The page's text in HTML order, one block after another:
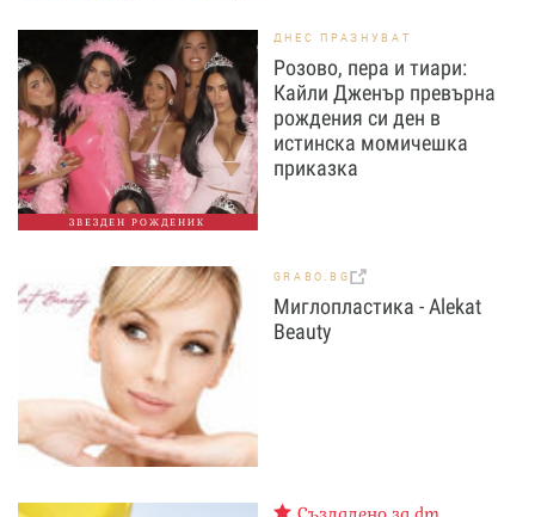
ЗВЕЗДЕН РОЖДЕНИК
ДНЕС ПРАЗНУВАТ
Розово, пера и тиари:
Кайли Дженър превърна
рождения си ден в
истинска момичешка
приказка
GRABO.BG
Миглопластика - Alekat
Beauty